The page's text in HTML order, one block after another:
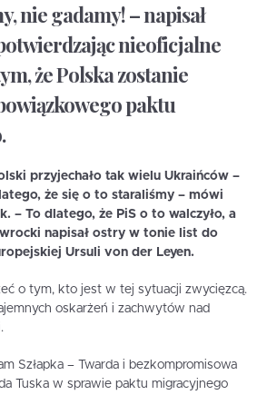
nie gadamy! – napisał
nieoficjalne
że Polska zostanie
paktu
przyjechało tak wielu Ukraińców –
że się o to staraliśmy – mówi
– To dlatego, że PiS o to walczyło, a
napisał ostry w tonie list do
Ursuli von der Leyen.
o tym, kto jest w tej sytuacji zwycięzcą.
oskarżeń i zachwytów nad
Szłapka – Twarda i bezkompromisowa
Tuska w sprawie paktu migracyjnego